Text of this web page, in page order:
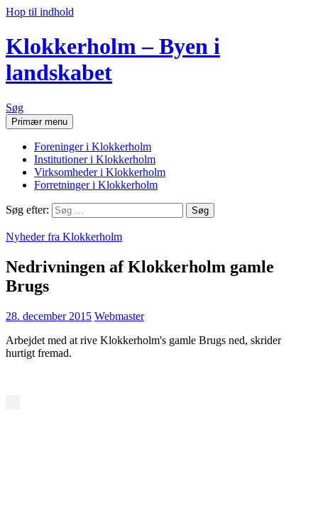
Hop til indhold
Klokkerholm – Byen i
landskabet
Søg
Primær menu
Foreninger i Klokkerholm
Institutioner i Klokkerholm
Virksomheder i Klokkerholm
Forretninger i Klokkerholm
Søg efter:
Nyheder fra Klokkerholm
Nedrivningen af Klokkerholm gamle
Brugs
28. december 2015 Webmaster
Arbejdet med at rive Klokkerholm's gamle Brugs ned, skrider
hurtigt fremad.